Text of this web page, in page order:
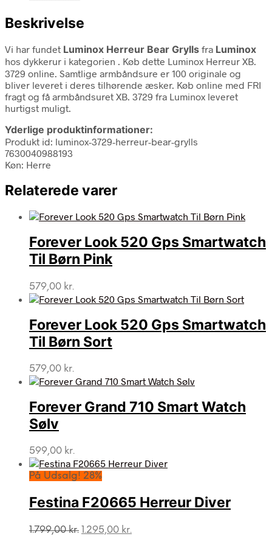
Beskrivelse
Vi har fundet Luminox Herreur Bear Grylls fra Luminox
hos dykkerur i kategorien . Køb dette Luminox Herreur XB.
3729 online. Samtlige armbåndsure er 100 originale og
bliver leveret i deres tilhørende æsker. Køb online med FRI
fragt og få armbåndsuret XB. 3729 fra Luminox leveret
hurtigst muligt.
Yderlige produktinformationer:
Produkt id: luminox-3729-herreur-bear-grylls
7630040988193
Køn: Herre
Relaterede varer
Forever Look 520 Gps Smartwatch
Til Børn Pink
579,00 kr.
Forever Look 520 Gps Smartwatch
Til Børn Sort
579,00 kr.
Forever Grand 710 Smart Watch
Sølv
599,00 kr.
På Udsalg! 28%
Festina F20665 Herreur Diver
1.799,00kr. Den
1.295,00 kr.